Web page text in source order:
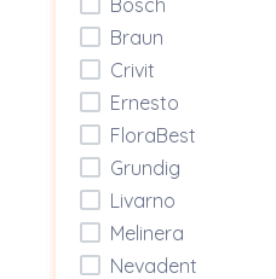
Braun
Crivit
Ernesto
FloraBest
Grundig
Livarno
Melinera
Nevadent